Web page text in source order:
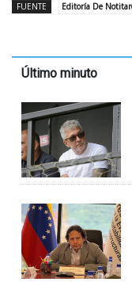
FUENTE
Editoría De
Último minuto